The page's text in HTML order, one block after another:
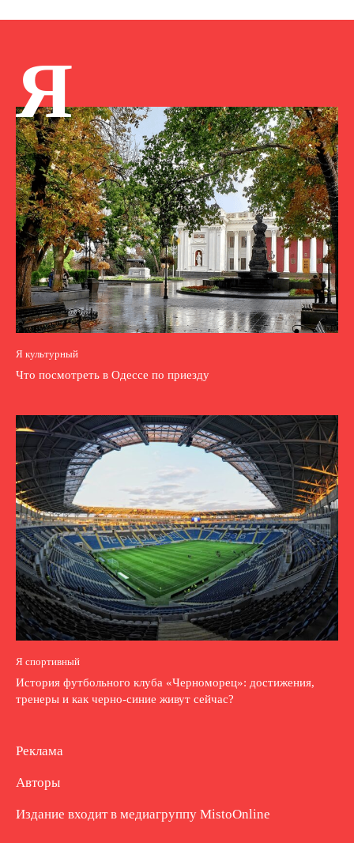
Я
Я культурный
Что посмотреть в Одессе по приезду
Я спортивный
История футбольного клуба «Черноморец»: достижения,
тренеры и как черно-синие живут сейчас?
Реклама
Авторы
Издание входит в медиагруппу MistoOnline